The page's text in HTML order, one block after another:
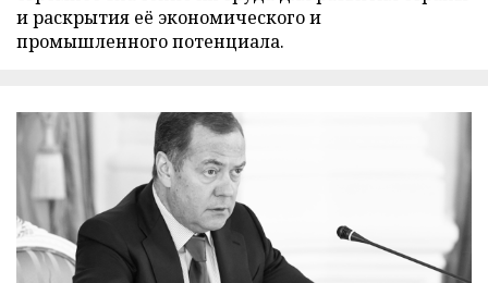
и раскрытия её экономического и
промышленного потенциала.